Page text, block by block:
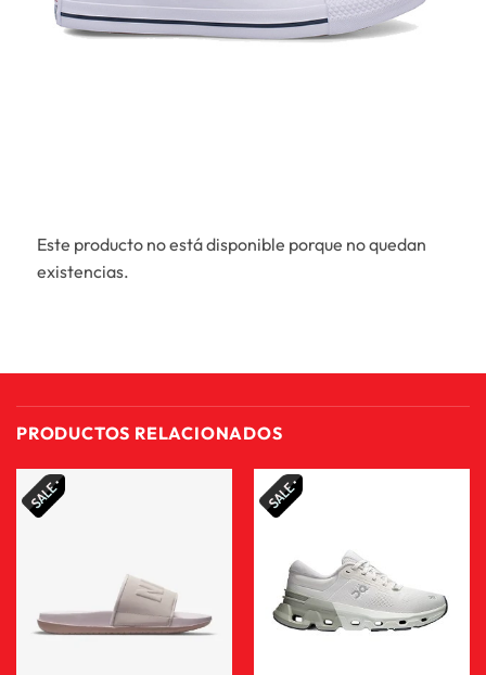
Este producto no está disponible porque no quedan
existencias.
PRODUCTOS RELACIONADOS